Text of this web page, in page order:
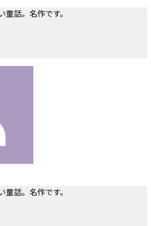
話。名作です。
話。名作です。